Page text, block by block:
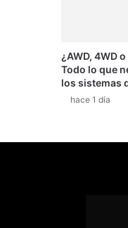
¿AWD, 4WD
Todo lo que
los sistemas
hace 1 día